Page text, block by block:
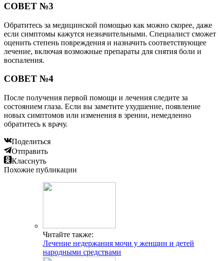
СОВЕТ №3
Обратитесь за медицинской помощью как можно скорее, даже
если симптомы кажутся незначительными. Специалист сможет
оценить степень повреждения и назначить соответствующее
лечение, включая возможные препараты для снятия боли и
воспаления.
СОВЕТ №4
После получения первой помощи и лечения следите за
состоянием глаза. Если вы заметите ухудшение, появление
новых симптомов или изменения в зрении, немедленно
обратитесь к врачу.
Поделиться
Отправить
Класснуть
Похожие публикации
Читайте также:
Лечение недержания мочи у женщин и детей
народными средствами